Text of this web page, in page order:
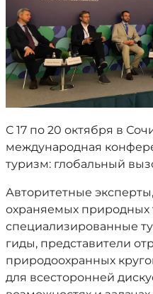
С 17 по 20 октября в
международная
туризм: глобальный
Авторитетные
охраняемых природных
специализированные
гиды, представители
природоохранных
для всесторонней